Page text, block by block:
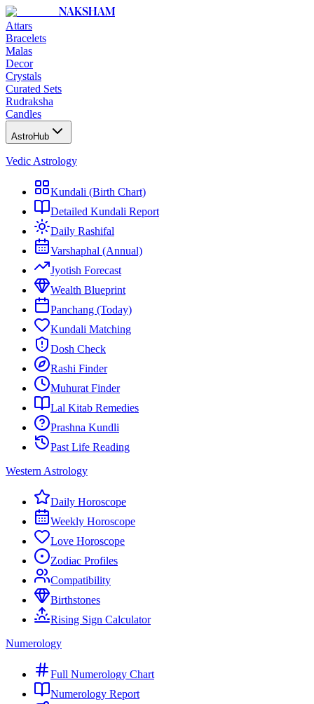
NAKSHAM
Attars
Bracelets
Malas
Decor
Crystals
Curated Sets
Rudraksha
Candles
AstroHub
Vedic Astrology
Kundali (Birth Chart)
Detailed Kundali Report
Daily Rashifal
Varshaphal (Annual)
Jyotish Forecast
Wealth Blueprint
Panchang (Today)
Kundali Matching
Dosh Check
Rashi Finder
Muhurat Finder
Lal Kitab Remedies
Prashna Kundli
Past Life Reading
Western Astrology
Daily Horoscope
Weekly Horoscope
Love Horoscope
Zodiac Profiles
Compatibility
Birthstones
Rising Sign Calculator
Numerology
Full Numerology Chart
Numerology Report